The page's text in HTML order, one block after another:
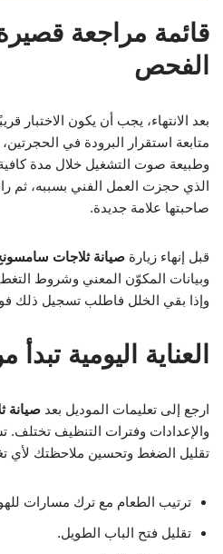
قائمة مراجعة
الفحص
بعد الانتهاء، يجب أن يكون الاختبار
متابعة استقرار البرودة في
وطبيعة صوت التشغيل خلال مدة
الذي حجزت العمل الفني بسببه، ثم
صاحبتها علامة جديدة.
قبل إنهاء زيارة صيانة ثلاجات
وبيانات المكوّن المعني وشروط
وإذا بقي الخلل فاطلب تسجيل ذلك
العناية اليومية
ارجع إلى تعليمات الموديل بعد صيانة
والإعدادات وفترات التنظيف تختلف.
تقليل الضغط وتحسين ملاحظتك لأي
ترتيب الطعام مع ترك مسارات
تقليل فتح الباب الطويل.